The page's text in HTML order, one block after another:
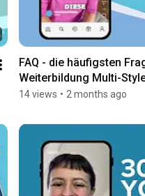
FAQ - die häufigsten
Weiterbildung Multi-
14 views • 2 months ago